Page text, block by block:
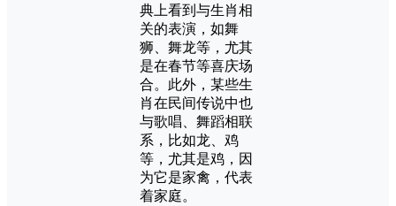
典上看到与生肖相
关的表演，如舞
狮、舞龙等，尤其
是在春节等喜庆场
合。此外，某些生
肖在民间传说中也
与歌唱、舞蹈相联
系，比如龙、鸡
等，尤其是鸡，因
为它是家禽，代表
着家庭。